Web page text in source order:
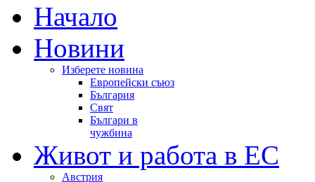
Начало
Новини
Изберете новина
Европейски съюз
България
Свят
Българи в
чужбина
Живот и работа в ЕС
Австрия